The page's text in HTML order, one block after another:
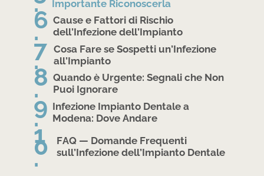
Importante Riconoscerla
Cause e Fattori di Rischio
dell’Infezione dell’Impianto
Cosa Fare se Sospetti un’Infezione
all’Impianto
Quando è Urgente: Segnali che Non
Puoi Ignorare
Infezione Impianto Dentale a
Modena: Dove Andare
FAQ — Domande Frequenti
sull’Infezione dell’Impianto Dentale